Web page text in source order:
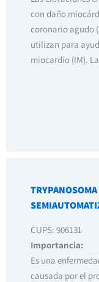
con daño
coronario agudo
utilizan para
miocardio (IM).
CUPS: 906131
Importancia:
Es una
causada por el